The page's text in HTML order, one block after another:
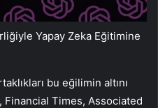
Yapay Zeka Eğitimine
bu eğilimin altını
Financial Times, Associated